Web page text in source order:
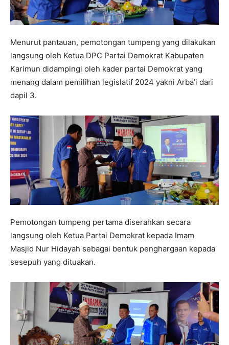
Menurut pantauan, pemotongan tumpeng yang dilakukan
langsung oleh Ketua DPC Partai Demokrat Kabupaten
Karimun didampingi oleh kader partai Demokrat yang
menang dalam pemilihan legislatif 2024 yakni Arba’i dari
dapil 3.
Pemotongan tumpeng pertama diserahkan secara
langsung oleh Ketua Partai Demokrat kepada Imam
Masjid Nur Hidayah sebagai bentuk penghargaan kepada
sesepuh yang dituakan.